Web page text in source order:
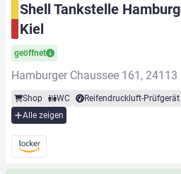
Shell Tankstelle
Kiel
geöffnet
Hamburger Chaussee 161, 24113
Shop WC Reifendruckluft-Prüfgerät
Alle zeigen